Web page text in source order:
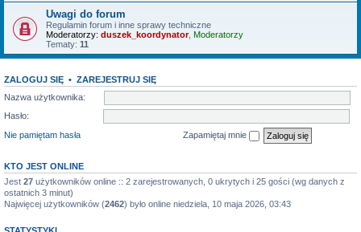
Uwagi do forum
Regulamin forum i inne sprawy techniczne
Moderatorzy: duszek_koordynator, Moderatorzy
Tematy: 11
ZALOGUJ SIĘ • ZAREJESTRUJ SIĘ
Nazwa użytkownika:
Hasło:
Nie pamiętam hasła
Zapamiętaj mnie
KTO JEST ONLINE
Jest 27 użytkowników online :: 2 zarejestrowanych, 0 ukrytych i 25 gości (wg danych z
ostatnich 3 minut)
Najwięcej użytkowników (2462) było online niedziela, 10 maja 2026, 03:43
STATYSTYKI